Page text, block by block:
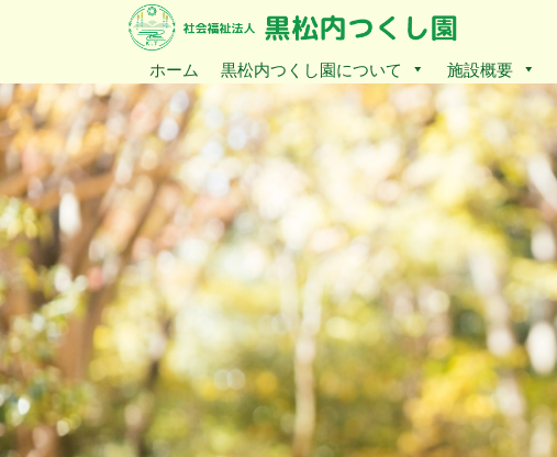
ホーム
黒松内つくし園について 施設概要